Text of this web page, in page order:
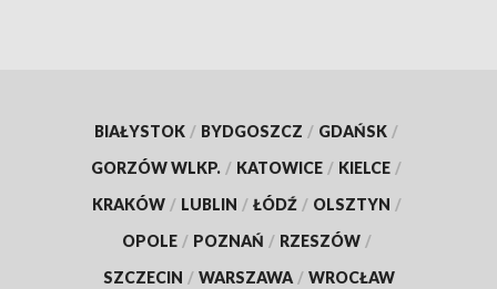
BIAŁYSTOK / BYDGOSZCZ / GDAŃSK /
GORZÓW WLKP. / KATOWICE / KIELCE /
KRAKÓW / LUBLIN / ŁÓDŹ / OLSZTYN /
OPOLE / POZNAŃ / RZESZÓW /
SZCZECIN / WARSZAWA / WROCŁAW